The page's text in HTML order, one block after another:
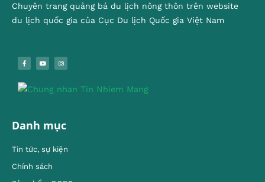
Chuyên trang quảng bá du lịch nông thôn trên website
du lịch quốc gia của Cục Du lịch Quốc gia Việt Nam
Danh mục
Tin tức, sự kiện
Chính sách